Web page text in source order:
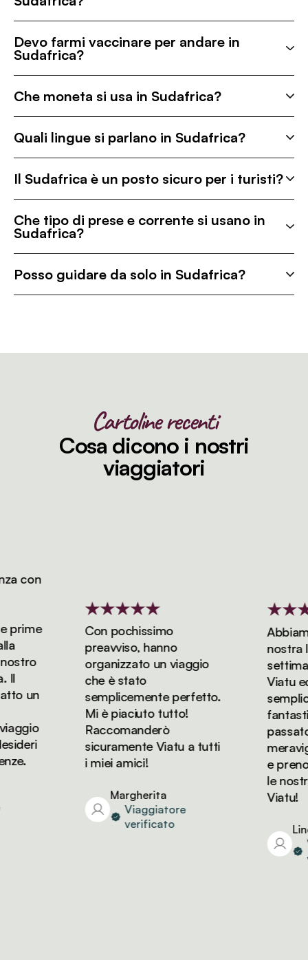
Devo farmi vaccinare per andare in
Sudafrica?
Che moneta si usa in Sudafrica?
Quali lingue si parlano in Sudafrica?
Il Sudafrica è un posto sicuro per i turisti?
Che tipo di prese e corrente si usano in
Sudafrica?
Posso guidare da solo in Sudafrica?
Cartoline recenti
Cosa dicono i nostri
viaggiatori
con
un
Con pochissimo
preavviso, hanno
organizzato un viaggio
che è stato
semplicemente perfetto.
Mi è piaciuto tutto!
Raccomanderò
sicuramente Viatu a tutti
i miei amici!
Margherita
Viaggiatore
verificato
nostra
Viatu ed
passato
e
le
Viatu!
Linda